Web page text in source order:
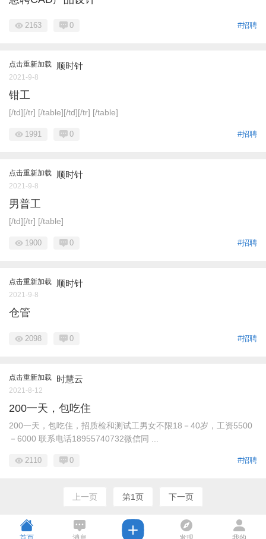
#招聘
2163 0
点击重新加载 顺时针
2021-9-8
钳工
[/td][/tr] [/table][/td][/tr] [/table]
#招聘
1991 0
点击重新加载 顺时针
2021-9-8
男普工
[/td][/tr] [/table]
#招聘
1900 0
点击重新加载 顺时针
2021-9-8
仓管
#招聘
2098 0
点击重新加载 时慧云
2021-8-12
200一天，包吃住
200一天，包吃住，招质检和测试工男女不限18－40岁，工资5500
－6000 联系电话18955740732微信同 ...
#招聘
2110 0
上一页 第1页 下一页